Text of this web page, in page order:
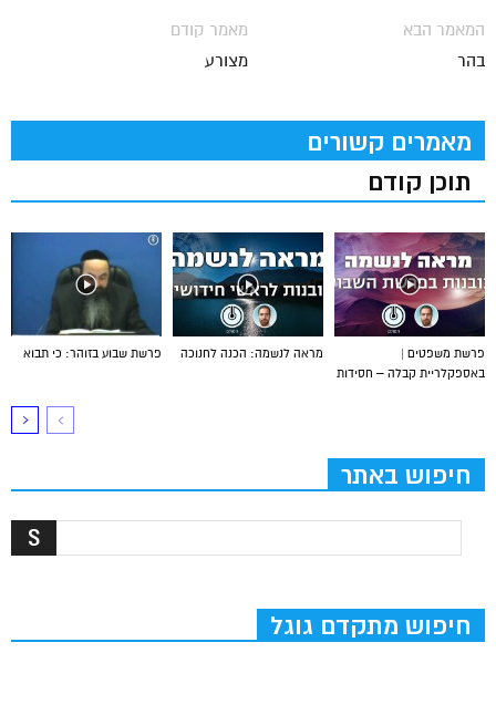
מאמר קודם
מצורע
המאמר הבא
בהר
מאמרים קשורים
תוכן קודם
פרשת שבוע בזוהר: כי תבוא מראה לנשמה: הכנה לחנוכה
פרשת משפטים |
באספקלריית קבלה – חסידות
חיפוש באתר
חיפוש מתקדם גוגל